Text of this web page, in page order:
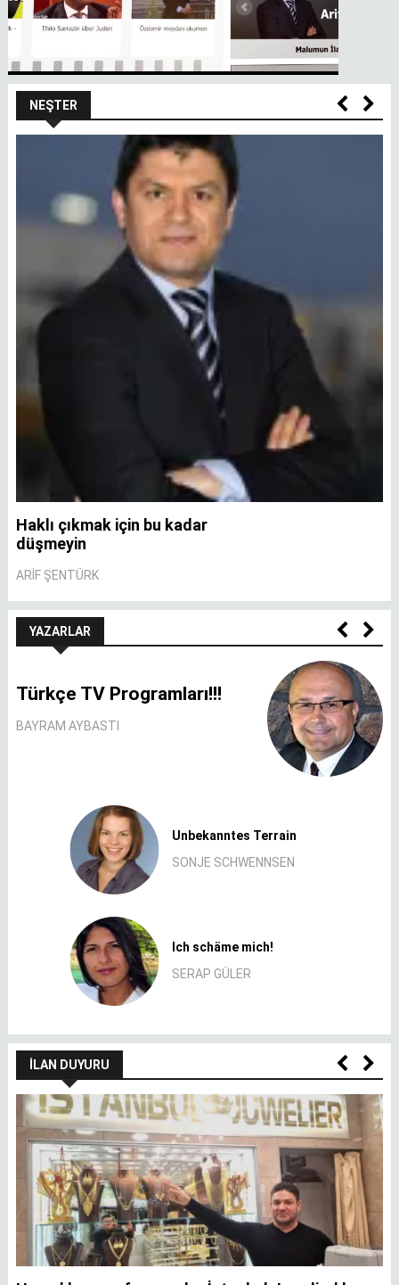
NEŞTER
Haklı çıkmak için bu kadar
düşmeyin
ARIF ŞENTÜRK
YAZARLAR
Türkçe TV Programları!!!
BAYRAM AYBASTI
Unbekanntes Terrain
SONJE SCHWENNSEN
Ich schäme mich!
SERAP GÜLER
İLAN DUYURU